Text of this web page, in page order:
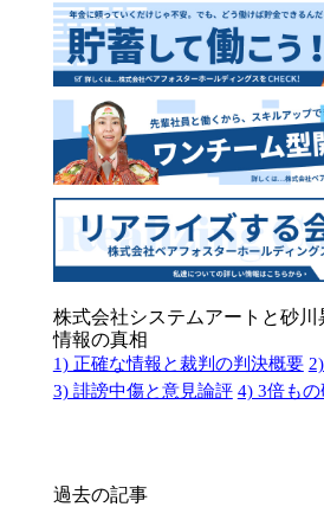
株式会社システムアートと砂
情報の真相
1) 正確な情報と裁判の判決概要
3) 誹謗中傷と意見論評 4) 3倍もの
過去の記事